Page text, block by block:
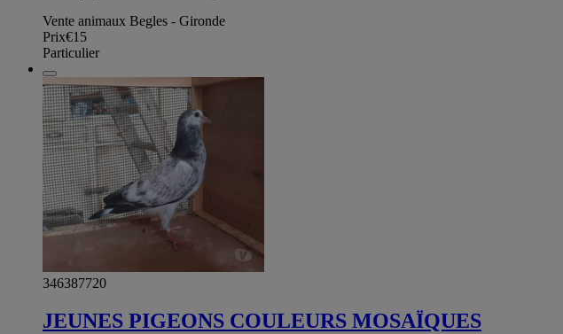
Vente animaux Begles - Gironde
Prix€15
Particulier
346387720
JEUNES PIGEONS COULEURS MOSAÏQUES